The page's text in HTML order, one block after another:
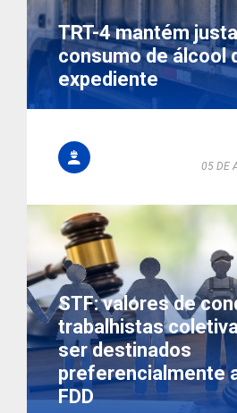
TRT-4 mantém
consumo de álcool
expediente
05 DE
STF: valores de
trabalhistas
ser destinados
preferencialmente
FDD